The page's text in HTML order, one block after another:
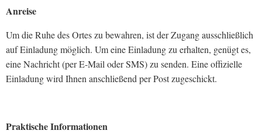
Anreise
Um die Ruhe des Ortes zu bewahren, ist der Zugang ausschließlich
auf Einladung möglich. Um eine Einladung zu erhalten, genügt es,
eine Nachricht (per E-Mail oder SMS) zu senden. Eine offizielle
Einladung wird Ihnen anschließend per Post zugeschickt.
Praktische Informationen